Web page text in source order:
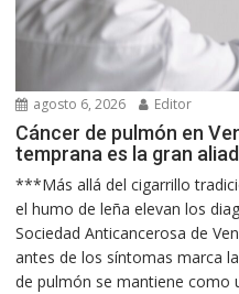
agosto 6, 2026 Editor
Cáncer de pulmón en
temprana es la gran
***Más allá del cigarrillo
el humo de leña elevan los
Sociedad Anticancerosa de
antes de los síntomas marca
de pulmón se mantiene como